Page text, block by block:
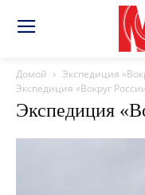
Домой
Экспедиция
Экспедиция «Вокруг
Экспедиция